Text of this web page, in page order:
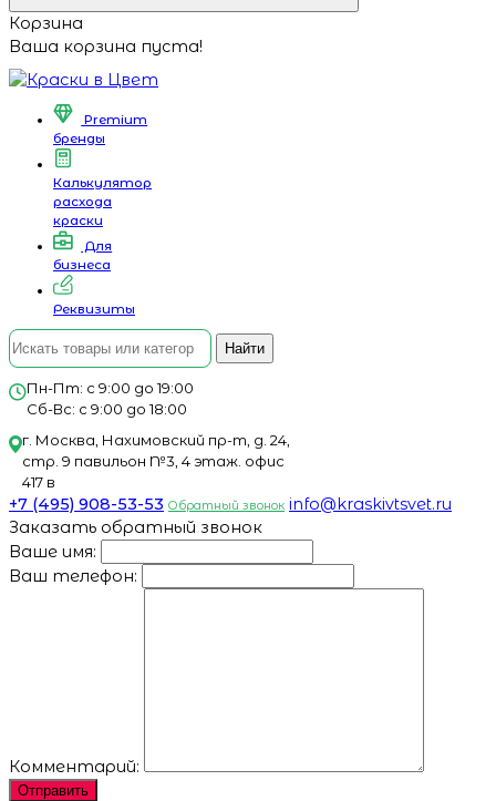
Корзина
Ваша корзина пуста!
Premium
бренды
Калькулятор
расхода
краски
Для
бизнеса
Реквизиты
Найти
Пн-Пт: с 9:00 до 19:00
Сб-Вс: с 9:00 до 18:00
г. Москва, Нахимовский пр-т, д. 24,
стр. 9 павильон №3, 4 этаж. офис
417 в
+7 (495) 908-53-53 Обратный звонок info@kraskivtsvet.ru
Заказать обратный звонок
Ваше имя:
Ваш телефон:
Комментарий:
Отправить